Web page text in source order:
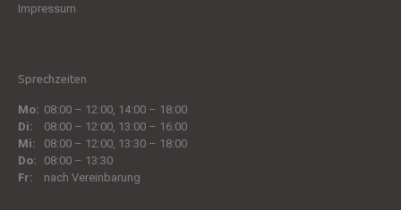
Impressum
Sprechzeiten
Mo: 08:00 – 12:00, 14:00 – 18:00
Di:
08:00 – 12:00, 13:00 – 16:00
Mi:
08:00 – 12:00, 13:30 – 18:00
Do:
08:00 – 13:30
Fr:
nach Vereinbarung